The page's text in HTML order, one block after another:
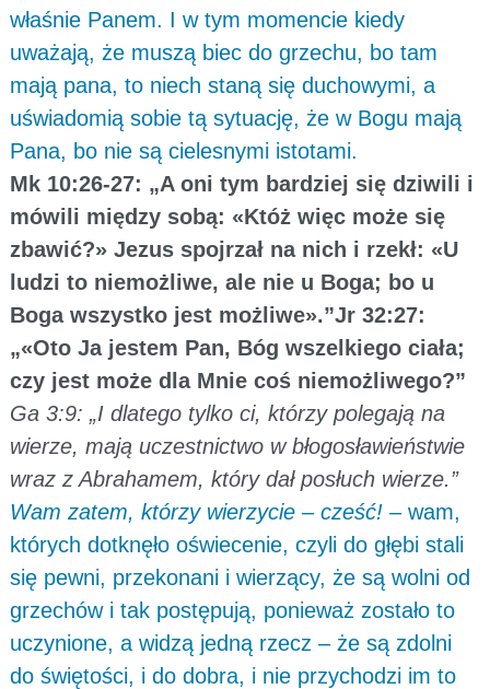
właśnie Panem. I w tym momencie kiedy
uważają, że muszą biec do grzechu, bo tam
mają pana, to niech staną się duchowymi, a
uświadomią sobie tą sytuację, że w Bogu mają
Pana, bo nie są cielesnymi istotami.
Mk 10:26-27: „A oni tym bardziej się dziwili i
mówili między sobą: «Któż więc może się
zbawić?» Jezus spojrzał na nich i rzekł: «U
ludzi to niemożliwe, ale nie u Boga; bo u
Boga wszystko jest możliwe».”Jr 32:27:
„«Oto Ja jestem Pan, Bóg wszelkiego ciała;
czy jest może dla Mnie coś niemożliwego?”
Ga 3:9: „I dlatego tylko ci, którzy polegają na
wierze, mają uczestnictwo w błogosławieństwie
wraz z Abrahamem, który dał posłuch wierze.”
Wam zatem, którzy wierzycie – cześć!– wam,
których dotknęło oświecenie, czyli do głębi stali
się pewni, przekonani i wierzący, że są wolni od
grzechów i tak postępują, ponieważ zostało to
uczynione, a widzą jedną rzecz – że są zdolni
do świętości, i do dobra, i nie przychodzi im to